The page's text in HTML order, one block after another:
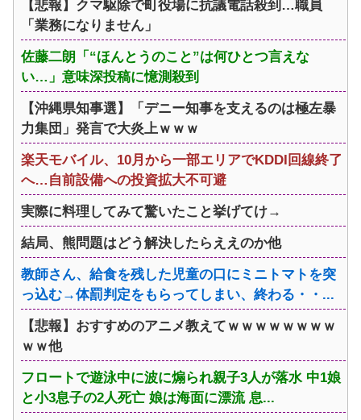
【悲報】クマ駆除で町役場に抗議電話殺到…職員
「業務になりません」
佐藤二朗「“ほんとうのこと”は何ひとつ言えな
い…」意味深投稿に憶測殺到
【沖縄県知事選】「デニー知事を支えるのは極左暴
力集団」発言で大炎上ｗｗｗ
楽天モバイル、10月から一部エリアでKDDI回線終了
へ…自前設備への投資拡大不可避
実際に料理してみて驚いたこと挙げてけ→
結局、熊問題はどう解決したらええのか他
教師さん、給食を残した児童の口にミニトマトを突
っ込む→体罰判定をもらってしまい、終わる・・...
【悲報】おすすめのアニメ教えてｗｗｗｗｗｗｗｗ
ｗｗ他
フロートで遊泳中に波に煽られ親子3人が落水 中1娘
と小3息子の2人死亡 娘は海面に漂流 息...